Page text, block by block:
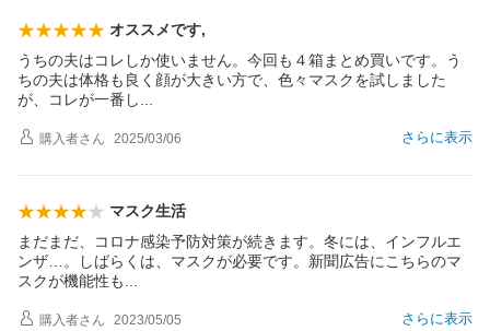
オススメです,
うちの夫はコレしか使いません。今回も４箱まとめ買いです。う
ちの夫は体格も良く顔が大きい方で、色々マスクを試しました
が、コレが一番 し
さらに表示
購入者さん 2025/03/06
マスク生活
まだまだ、コロナ感染予防対策が続きます。冬には、インフルエ
ンザ…。しばらくは、マスクが必要です。新聞広告にこちらのマ
スクが機能性も
さらに表示
購入者さん 2023/05/05